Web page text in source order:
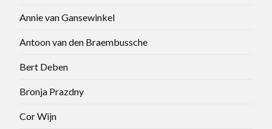
Annie van Gansewinkel
Antoon van den Braembussche
Bert Deben
Bronja Prazdny
Cor Wijn